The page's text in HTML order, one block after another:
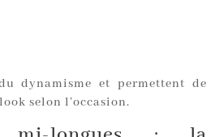
dynamisme et permettent de
selon l’occasion.